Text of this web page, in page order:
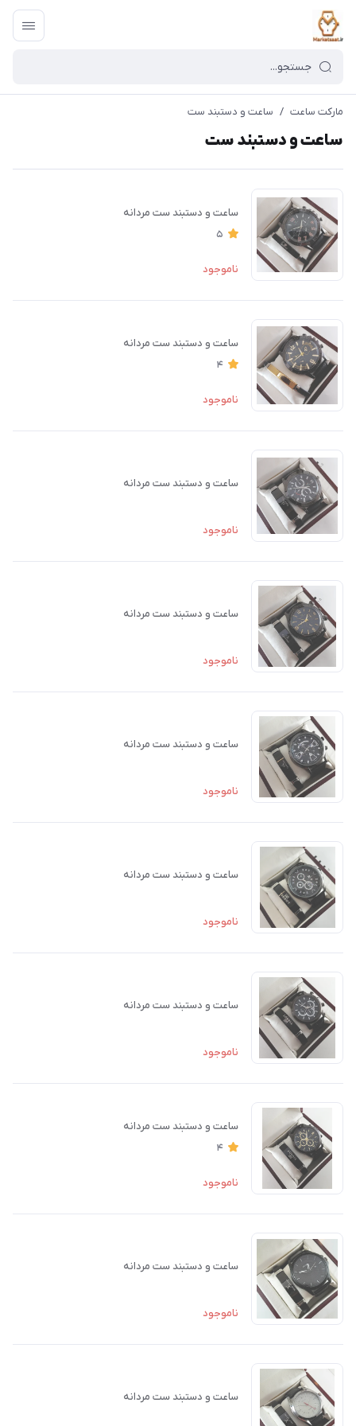
مارکت ساعت / ساعت و دستبند ست
ساعت و دستبند ست
ساعت و دستبند ست مردانه
5
ناموجود
ساعت و دستبند ست مردانه
4
ناموجود
ساعت و دستبند ست مردانه
ناموجود
ساعت و دستبند ست مردانه
ناموجود
ساعت و دستبند ست مردانه
ناموجود
ساعت و دستبند ست مردانه
ناموجود
ساعت و دستبند ست مردانه
ناموجود
ساعت و دستبند ست مردانه
4
ناموجود
ساعت و دستبند ست مردانه
ناموجود
ساعت و دستبند ست مردانه